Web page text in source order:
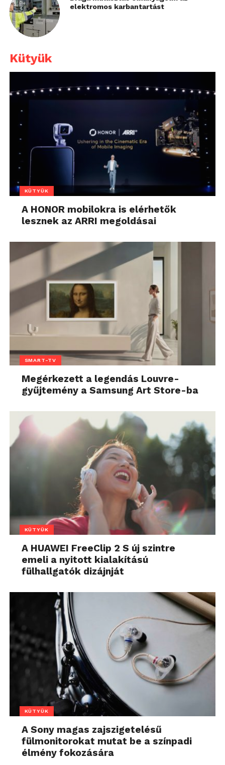
elektromos karbantartást
Kütyük
KÜTYÜK
A HONOR mobilokra is elérhetők
lesznek az ARRI megoldásai
SMART-TV
Megérkezett a legendás Louvre-
gyűjtemény a Samsung Art Store-ba
KÜTYÜK
A HUAWEI FreeClip 2 S új szintre
emeli a nyitott kialakítású
fülhallgatók dizájnját
KÜTYÜK
A Sony magas zajszigetelésű
fülmonitorokat mutat be a színpadi
élmény fokozására